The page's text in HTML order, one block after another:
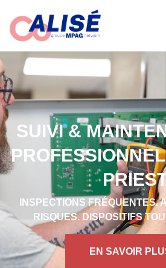
SUIVI &
INSPECTIONS FRÉQUENTES.
RISQUES. DISPOSITIFS
EN SAVOIR